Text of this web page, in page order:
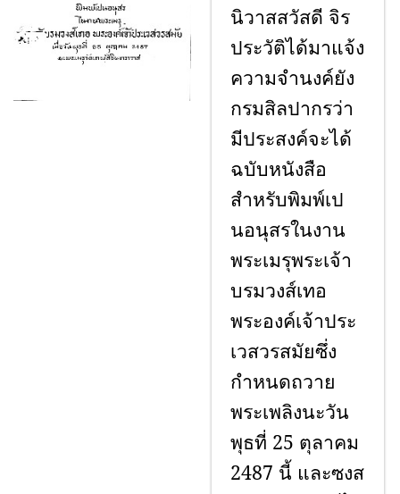
นิวาสสวัสดี จิร
ประวัติได้มาแจ้ง
ความจำนงค์ยัง
กรมสิลปากรว่า
มีประสงค์จะได้
ฉบับหนังสือ
สำหรับพิมพ์เป
นอนุสรในงาน
พระเมรุพระเจ้า
บรมวงส์เทอ
พระองค์เจ้าประ
เวสวรสมัยซึ่ง
กำหนดถวาย
พระเพลิงนะวัน
พุธที่ 25 ตุลาคม
2487 นี้ และซงส